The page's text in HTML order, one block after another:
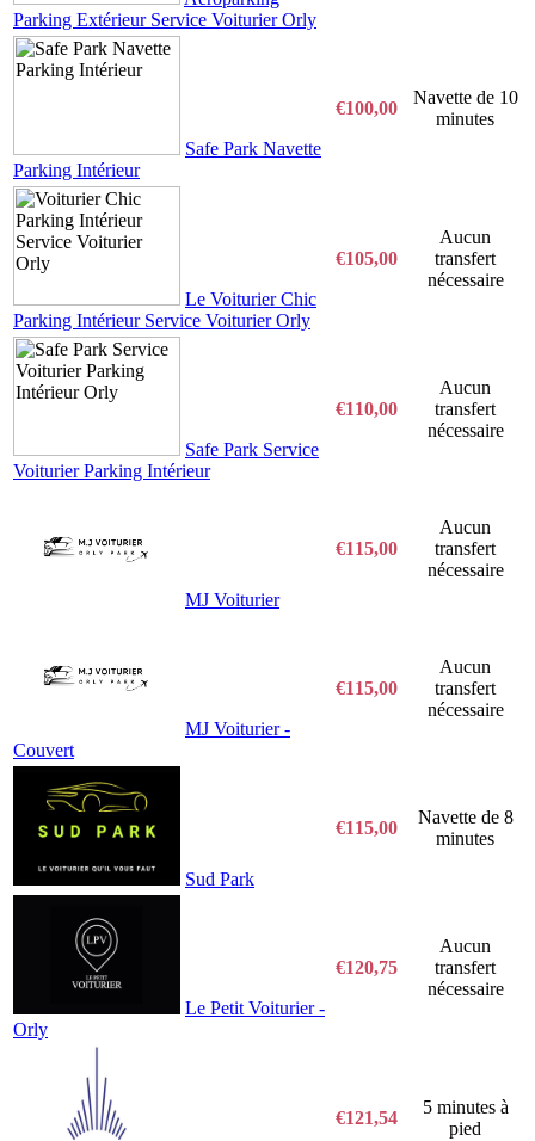
Parking Extérieur Service Voiturier Orly
Safe Park Navette
Parking Intérieur
€100,00
Navette de 10
minutes
Le Voiturier Chic
Parking Intérieur Service Voiturier Orly
€105,00
Aucun
transfert
nécessaire
Safe Park Service
Voiturier Parking Intérieur
€110,00
Aucun
transfert
nécessaire
MJ Voiturier
€115,00
Aucun
transfert
nécessaire
MJ Voiturier -
Couvert
€115,00
Aucun
transfert
nécessaire
Sud Park
€115,00
Navette de 8
minutes
Le Petit Voiturier -
Orly
€120,75
Aucun
transfert
nécessaire
€121,54
5 minutes à
pied